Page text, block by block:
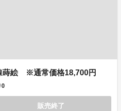
蒔絵 ※通常価格18,700円
0
販売終了